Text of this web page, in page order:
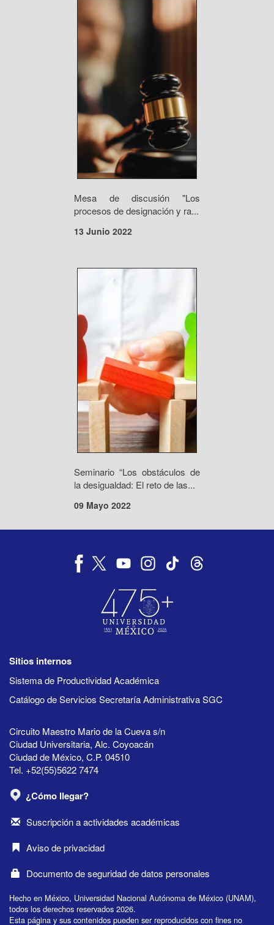
Mesa de discusión "Los
procesos de designación y ra...
13 Junio 2022
Seminario “Los obstáculos de
la desigualdad: El reto de las...
09 Mayo 2022
Sitios internos
Sistema de Productividad Académica
Catálogo de Servicios Secretaría Administrativa SGC
Circuito Maestro Mario de la Cueva s/n
Ciudad Universitaria, Alc. Coyoacán
Ciudad de México, C.P. 04510
Tel. +52(55)5622 7474
¿Cómo llegar?
Suscripción a actividades académicas
Aviso de privacidad
Documento de seguridad de datos personales
Hecho en México, Universidad Nacional Autónoma de México (UNAM),
todos los derechos reservados 2026.
Esta página y sus contenidos pueden ser reproducidos con fines no